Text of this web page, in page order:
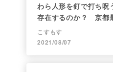
わら人形を釘で打ち呪
存在するのか？ 京都
調べた
こすもす
2021/08/07